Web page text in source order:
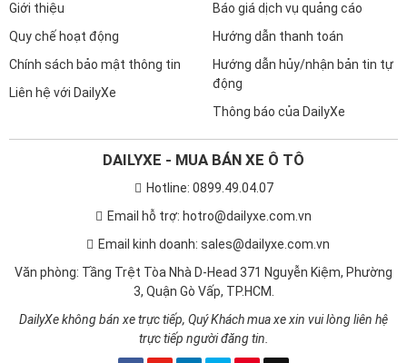
Giới thiệu
Quy chế hoạt động
Chính sách bảo mật thông tin
Liên hệ với DailyXe
Báo giá dịch vụ quảng cáo
Hướng dẫn thanh toán
Hướng dẫn hủy/nhận bản tin tự
động
Thông báo của DailyXe
DAILYXE - MUA BÁN XE Ô TÔ
Hotline: 0899.49.04.07
Email hỗ trợ: hotro@dailyxe.com.vn
Email kinh doanh: sales@dailyxe.com.vn
Văn phòng: Tầng Trệt Tòa Nhà D-Head 371 Nguyễn Kiệm, Phường
3, Quận Gò Vấp, TP.HCM.
DailyXe không bán xe trực tiếp, Quý Khách mua xe xin vui lòng liên hệ
trực tiếp người đăng tin.